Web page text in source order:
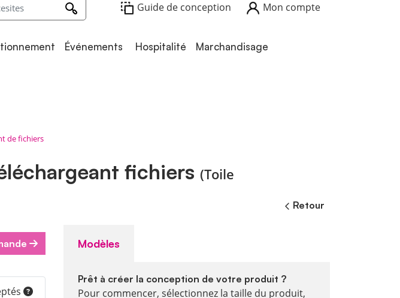
Guide de conception Mon compte
Événements Hospitalité
Hospitalité Marchandisage
de fichiers
fichiers (Toile
Retour
Modèles
Prêt à créer la conception de votre produit ?
Pour commencer, sélectionnez la taille du produit,